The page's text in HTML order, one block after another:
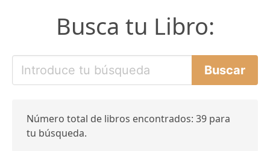
Busca tu Libro:
Número total de libros encontrados: 39 para
tu búsqueda.